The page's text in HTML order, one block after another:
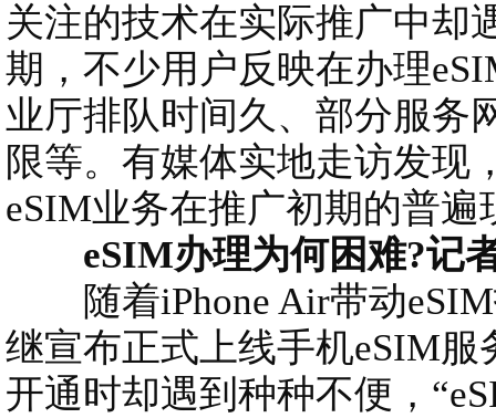
关注的技术在实际推广中却
期，不少用户反映在办理
业厅排队时间久、部分服务
限等。有媒体实地走访发现
eSIM业务在推广初期的普遍
eSIM办理为何困难?记
随着iPhone Air带动eSIM
继宣布正式上线手机eSIM
开通时却遇到种种不便，